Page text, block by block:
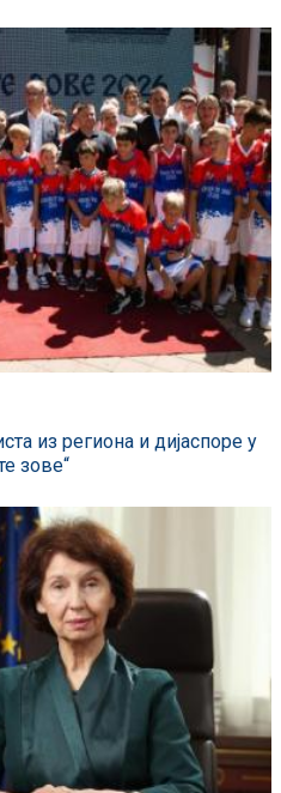
из региона и дијаспоре у
зове“